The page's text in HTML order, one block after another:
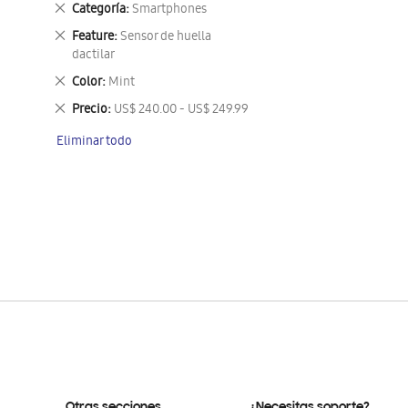
Categoría Smartphones
Eliminar
este
artículo
Feature Sensor de huella
dactilar
Eliminar
este
artículo
Color Mint
Eliminar
este
artículo
Precio US$ 240.00 - US$ 249.99
Eliminar
artículo
Eliminar todo